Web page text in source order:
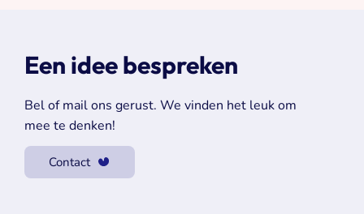
Een idee bespreken
Bel of mail ons gerust. We vinden het leuk om
mee te denken!
Contact